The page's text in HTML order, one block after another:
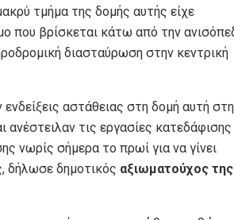
τμήμα της δομής αυτής είχε
που βρίσκεται κάτω από την
διασταύρωση στην κεντρική
ενδείξεις αστάθειας στη δομή αυτή στη
ανέστειλαν τις εργασίες κατεδάφισης
νωρίς σήμερα το πρωί για να γίνει
δήλωσε δημοτικός αξιωματούχος της